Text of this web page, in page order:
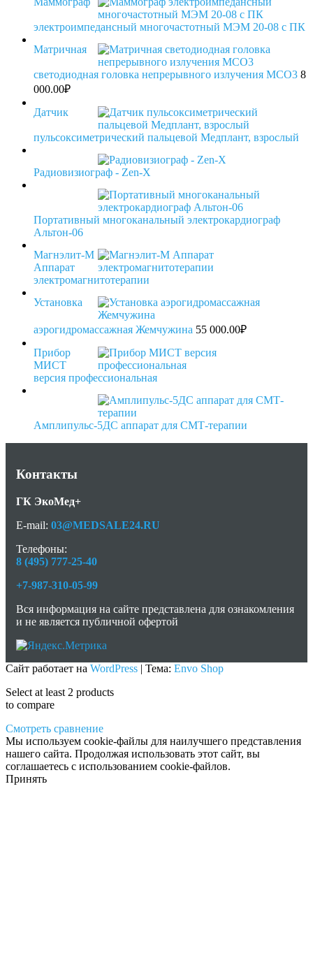
электроимпедансный многочастотный МЭМ 20-08 с ПК
Матричная
светодиодная головка непрерывного излучения МСО3 8
000.00₽
Датчик
пульсоксиметрический пальцевой Медплант, взрослый
Радиовизиограф - Zen-X
Портативный многоканальный электрокардиограф
Альтон-06
Магнэлит-М
Аппарат
электромагнитотерапии
Установка
аэрогидромассажная Жемчужина 55 000.00₽
Прибор
МИСТ
версия профессиональная
Амплипульс-5ДС аппарат для СМТ-терапии
Контакты
ГК ЭкоМед+
E-mail: 03@MEDSALE24.RU
Телефоны:
8 (495) 777-25-40
+7-987-310-05-99
Вся информация на сайте представлена для ознакомления
и не является публичной офертой
Сайт работает на WordPress | Тема: Envo Shop
Select at least 2 products
to compare
Смотреть сравнение
Мы используем cookie-файлы для наилучшего представления
нашего сайта. Продолжая использовать этот сайт, вы
соглашаетесь с использованием cookie-файлов.
Принять